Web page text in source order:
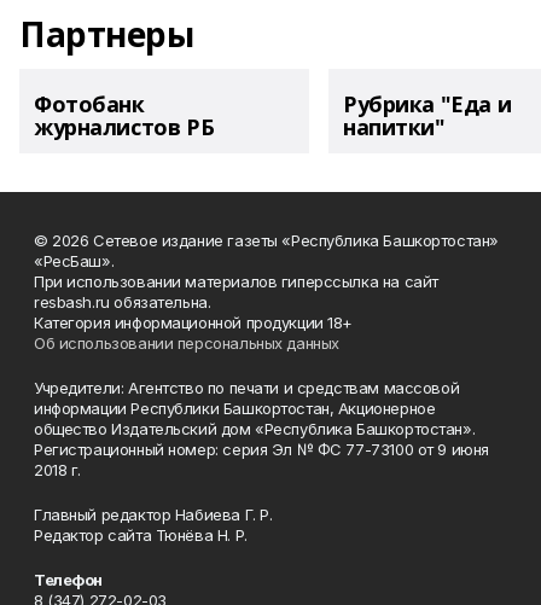
Партнеры
Фотобанк
журналистов РБ
Рубрика "Еда и
напитки"
© 2026 Сетевое издание газеты «Республика Башкортостан»
«РесБаш».
При использовании материалов гиперссылка на сайт
resbash.ru обязательна.
Категория информационной продукции 18+
Об использовании персональных данных
Учредители: Агентство по печати и средствам массовой
информации Республики Башкортостан, Акционерное
общество Издательский дом «Республика Башкортостан».
Регистрационный номер: серия Эл № ФС 77-73100 от 9 июня
2018 г.
Главный редактор Набиева Г. Р.
Редактор сайта Тюнёва Н. Р.
Телефон
8 (347) 272-02-03